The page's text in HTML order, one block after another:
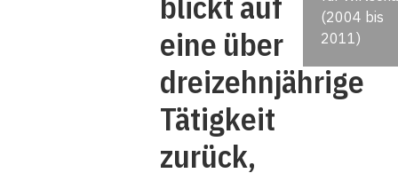
eine über
dreizehnjährige
Tätigkeit
­zurück,
(2004 bis
2011)